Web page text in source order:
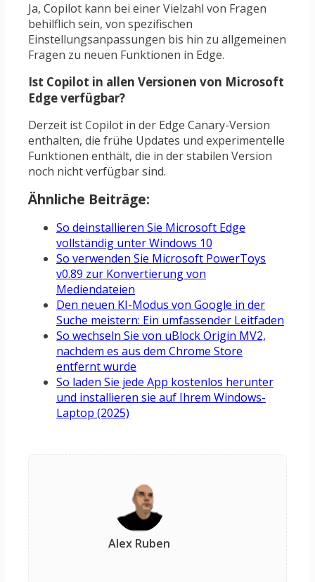
Ja, Copilot kann bei einer Vielzahl von Fragen
behilflich sein, von spezifischen
Einstellungsanpassungen bis hin zu allgemeinen
Fragen zu neuen Funktionen in Edge.
Ist Copilot in allen Versionen von Microsoft
Edge verfügbar?
Derzeit ist Copilot in der Edge Canary-Version
enthalten, die frühe Updates und experimentelle
Funktionen enthält, die in der stabilen Version
noch nicht verfügbar sind.
Ähnliche Beiträge:
So deinstallieren Sie Microsoft Edge
vollständig unter Windows 10
So verwenden Sie Microsoft PowerToys
v0.89 zur Konvertierung von
Mediendateien
Den neuen KI-Modus von Google in der
Suche meistern: Ein umfassender Leitfaden
So wechseln Sie von uBlock Origin MV2,
nachdem es aus dem Chrome Store
entfernt wurde
So laden Sie jede App kostenlos herunter
und installieren sie auf Ihrem Windows-
Laptop (2025)
Alex Ruben